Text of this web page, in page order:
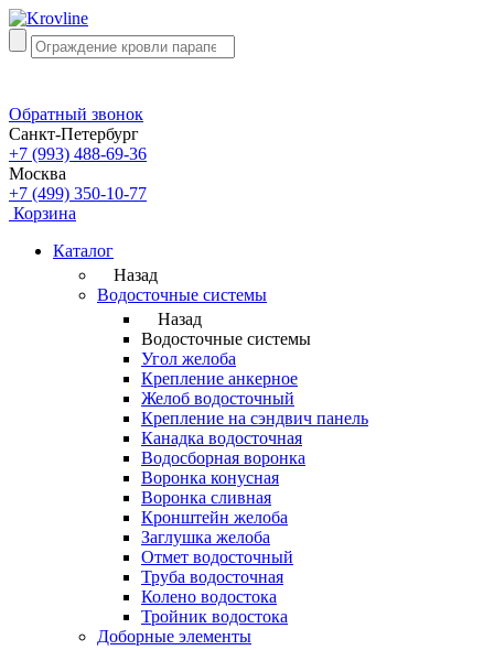
Обратный звонок
Санкт-Петербург
+7 (993) 488-69-36
Москва
+7 (499) 350-10-77
Корзина
Каталог
Назад
Водосточные системы
Назад
Водосточные системы
Угол желоба
Крепление анкерное
Желоб водосточный
Крепление на сэндвич панель
Канадка водосточная
Водосборная воронка
Воронка конусная
Воронка сливная
Кронштейн желоба
Заглушка желоба
Отмет водосточный
Труба водосточная
Колено водостока
Тройник водостока
Доборные элементы